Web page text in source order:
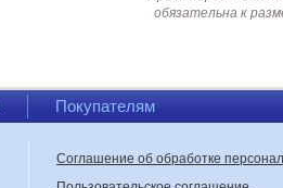
обязательна к
Покупателям
Соглашение об обработке